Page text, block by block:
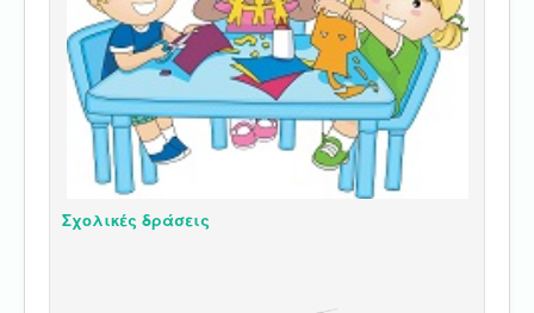
Σχολικές δράσεις